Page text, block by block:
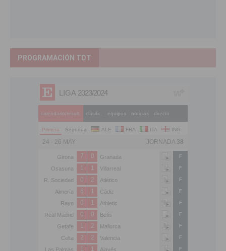
PROGRAMACIÓN TDT